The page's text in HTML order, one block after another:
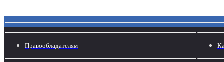
Правообладателям